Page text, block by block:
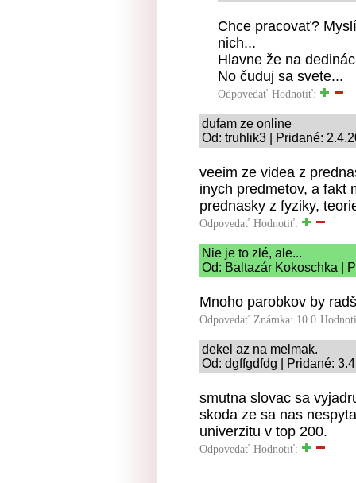
Chce pracovať?
nich...
Hlavne že na
No čuduj sa svete...
Odpovedať Hodnotiť:
dufam ze online
Od: truhlik3 | Pridané:
veeim ze videa z
inych predmetov, a fakt
prednasky z fyziky,
Odpovedať Hodnotiť:
Nie je to zlé, ale...
Od: Baltazár Kokoschka |
Mnoho parobkov by
Odpovedať Známka: 10.0
dekel az na melmak.
Od: dgffgdfdg | Pridané:
smutna slovac sa
skoda ze sa nas
univerzitu v top 200.
Odpovedať Hodnotiť: